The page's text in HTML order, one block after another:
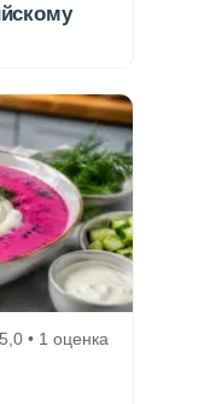
5,0 • 1 оценка